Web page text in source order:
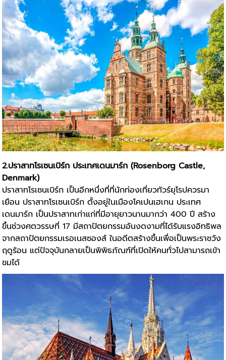
2.ปราสาทโรเซนเบิร์ก ประเทศเดนมาร์ก (Rosenborg Castle,
Denmark)
ปราสาทโรเซนเบิร์ก เป็นอีกหนึ่งที่ที่นักท่องเที่ยวทัวร์ยุโรปควรมา
เยือน ปราสาทโรเซนเบิร์ก ตั้งอยู่ในเมืองโคเปนเฮเกน ประเทศ
เดนมาร์ก เป็นปราสาทเก่าแก่ที่มีอายุยาวนานมากว่า 400 ปี สร้าง
ขึ้นช่วงศตวรรษที่ 17 มีสถาปัตยกรรมอันงดงามที่ได้รับแรงอิทธิพล
จากสถาปัตยกรรมเรอเนสซองส์ ในอดีตสร้างขึ้นเพื่อเป็นพระราชวัง
ฤดูร้อน แต่ปัจจุบันกลายเป็นพิพิธภัณฑ์ที่เปิดให้คนทั่วไปสามารถเข้า
ชมได้